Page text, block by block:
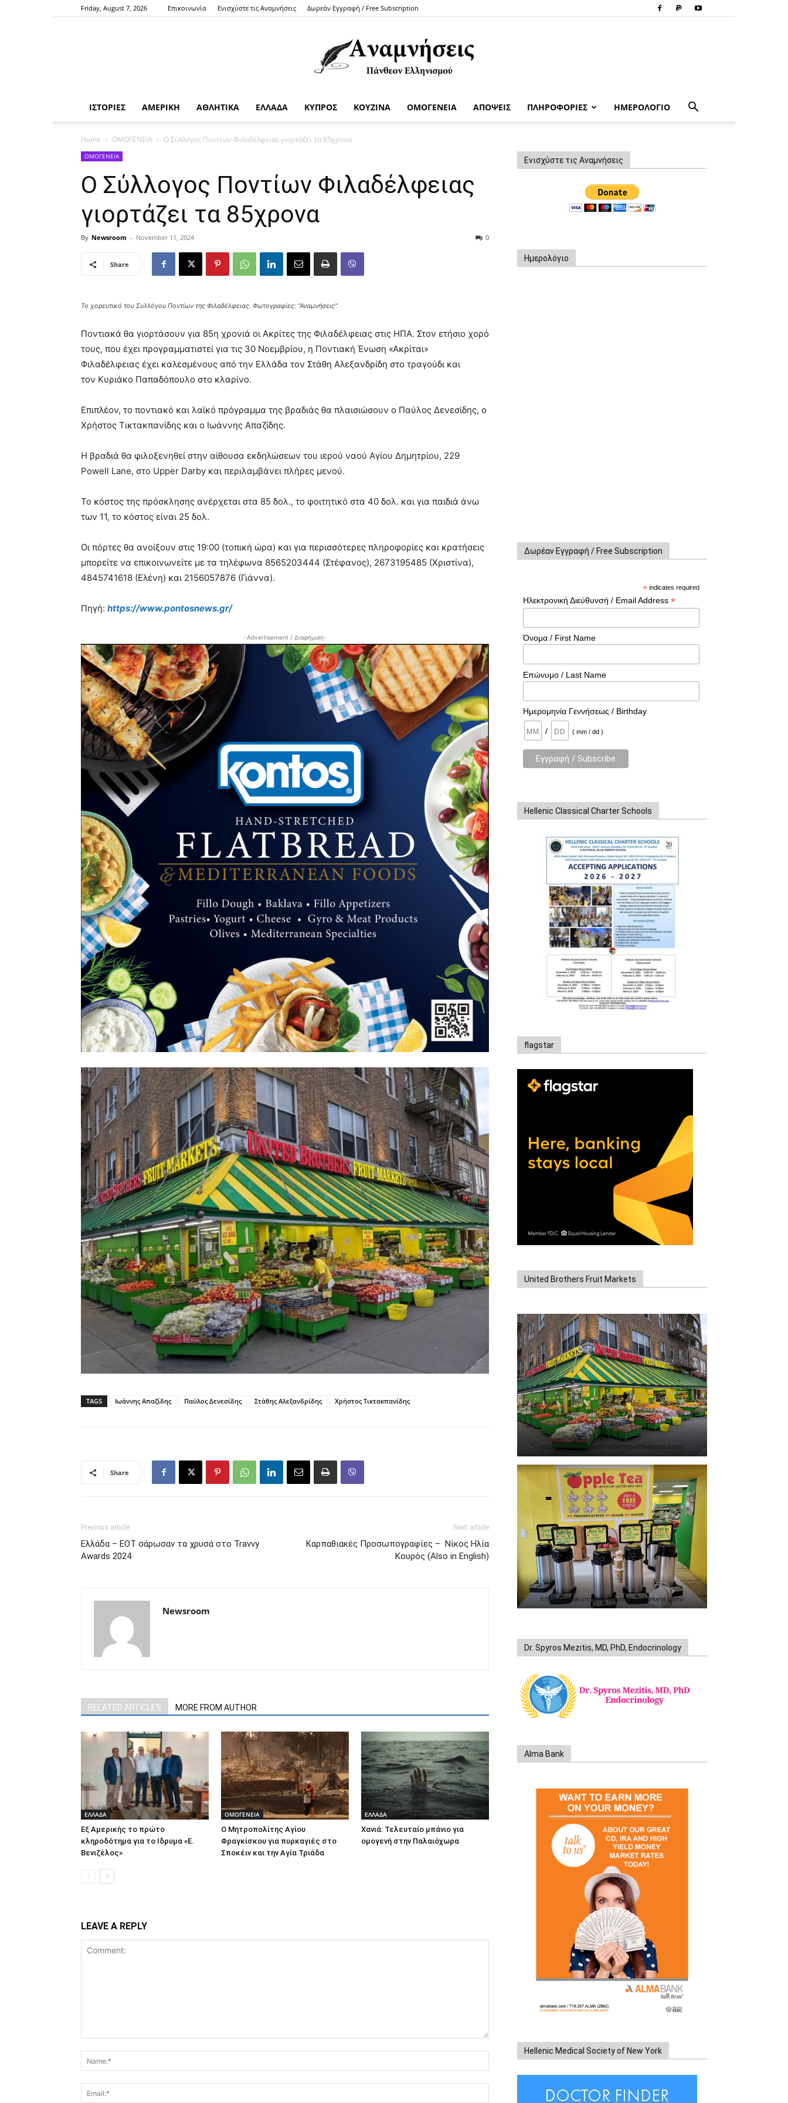
Friday, August 7, 2026 Επικοινωνία Ενισχύστε τις Αναμνήσεις Δωρεάν Εγγραφή / Free Subscription
ΙΣΤΟΡΙΕΣ ΑΜΕΡΙΚΗ ΑΘΛΗΤΙΚΑ ΕΛΛΑΔΑ ΚΥΠΡΟΣ ΚΟΥΖΙΝΑ ΟΜΟΓΕΝΕΙΑ ΑΠΟΨΕΙΣ ΠΛΗΡΟΦΟΡΙΕΣ ΗΜΕΡΟΛΟΓΙΟ
Home ΟΜΟΓΕΝΕΙΑ Ο Σύλλογος Ποντίων Φιλαδέλφειας γιορτάζει τα 85χρονα
ΟΜΟΓΕΝΕΙΑ
Ο Σύλλογος Ποντίων Φιλαδέλφειας
γιορτάζει τα 85χρονα
By Newsroom - November 11, 2024 0
Share
Το χορευτικό του Συλλόγου Ποντίων της Φιλαδέλφειας. Φωτογραφίες: "Αναμνήσεις".
Ποντιακά θα γιορτάσουν για 85η χρονιά οι Ακρίτες της Φιλαδέλφειας στις ΗΠΑ. Στον ετήσιο χορό
τους, που έχει προγραμματιστεί για τις 30 Νοεμβρίου, η Ποντιακή Ένωση «Ακρίται»
Φιλαδέλφειας έχει καλεσμένους από την Ελλάδα τον Στάθη Αλεξανδρίδη στο τραγούδι και
τον Κυριάκο Παπαδόπουλο στο κλαρίνο.
Επιπλέον, το ποντιακό και λαϊκό πρόγραμμα της βραδιάς θα πλαισιώσουν ο Παύλος Δενεσίδης, ο
Χρήστος Τικτακπανίδης και ο Ιωάννης Απαζίδης.
Η βραδιά θα φιλοξενηθεί στην αίθουσα εκδηλώσεων του ιερού ναού Αγίου Δημητρίου, 229
Powell Lane, στο Upper Darby και περιλαμβάνει πλήρες μενού.
Το κόστος της πρόσκλησης ανέρχεται στα 85 δολ., το φοιτητικό στα 40 δολ. και για παιδιά άνω
των 11, το κόστος είναι 25 δολ.
Οι πόρτες θα ανοίξουν στις 19:00 (τοπική ώρα) και για περισσότερες πληροφορίες και κρατήσεις
μπορείτε να επικοινωνείτε με τα τηλέφωνα 8565203444 (Στέφανος), 2673195485 (Χριστίνα),
4845741618 (Ελένη) και 2156057876 (Γιάννα).
Πηγή: https://www.pontosnews.gr/
-Advertisement / Διαφήμιση-
TAGS Ιωάννης Απαζίδης Παύλος Δενεσίδης Στάθης Αλεξανδρίδης Χρήστος Τικτακπανίδης
Share
Previous article
Ελλάδα – ΕΟΤ σάρωσαν τα χρυσά στο Travvy
Awards 2024
Next article
Καρπαθιακές Προσωπογραφίες – Νίκος Ηλία
Κουρός (Also in English)
Newsroom
RELATED ARTICLES MORE FROM AUTHOR
ΕΛΛΑΔΑ
Εξ Αμερικής το πρώτο
κληροδότημα για το Ιδρυμα «Ε.
Βενιζέλος»
ΟΜΟΓΕΝΕΙΑ
Ο Μητροπολίτης Αγίου
Φραγκίσκου για πυρκαγιές στο
Σποκέιν και την Αγία Τριάδα
ΕΛΛΑΔΑ
Χανιά: Τελευταίο μπάνιο για
ομογενή στην Παλαιόχωρα
LEAVE A REPLY
Ενισχύστε τις Αναμνήσεις
Ημερολόγιο
Δωρέαν Εγγραφή / Free Subscription
* indicates required
Ηλεκτρονική Διεύθυνσή / Email Address *
Όνομα / First Name
Επώνυμο / Last Name
Ημερομηνία Γεννήσεως / Birthday
/ ( mm / dd )
Hellenic Classical Charter Schools
flagstar
United Brothers Fruit Markets
https://www.unitedbrothersfruitmarkets.com/
https://www.unitedbrothersfruitmarkets.com/
Dr. Spyros Mezitis, MD, PhD, Endocrinology
Alma Bank
Hellenic Medical Society of New York